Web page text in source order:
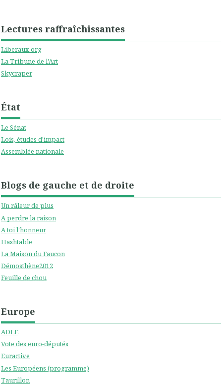
Lectures raffraîchissantes
Liberaux.org
La Tribune de l'Art
Skycraper
État
Le Sénat
Lois, études d'impact
Assemblée nationale
Blogs de gauche et de droite
Un râleur de plus
A perdre la raison
A toi l'honneur
Hashtable
La Maison du Faucon
Démosthène2012
Feuille de chou
Europe
ADLE
Vote des euro-députés
Euractive
Les Européens (programme)
Taurillon